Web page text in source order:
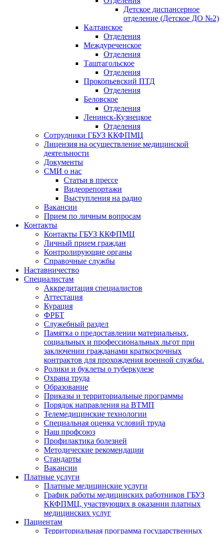
Детское диспансерное
отделение (Детское ДО №2)
Калтанское
Отделения
Междуреченское
Отделения
Таштагольское
Отделения
Прокопьевский ПТД
Отделения
Беловское
Отделения
Ленинск-Кузнецкое
Отделения
Сотрудники ГБУЗ ККФПМЦ
Лицензия на осуществление медицинской
деятельности
Документы
СМИ о нас
Статьи в прессе
Видеорепортажи
Выступления на радио
Вакансии
Прием по личным вопросам
Контакты
Контакты ГБУЗ ККФПМЦ
Личный прием граждан
Контролирующие органы
Справочные службы
Наставничество
Специалистам
Аккредитация специалистов
Аттестация
Курация
ФРБТ
Служебный раздел
Памятка о предоставлении материальных,
социальных и профессиональных льгот при
заключении гражданами краткосрочных
контрактов для прохождения военной службы.
Ролики и буклеты о туберкулезе
Охрана труда
Образование
Приказы и территориальные программы
Порядок направления на ВТМП
Телемедицинские технологии
Специальная оценка условий труда
Наш профсоюз
Профилактика болезней
Методические рекомендации
Стандарты
Вакансии
Платные услуги
Платные медицинские услуги
График работы медицинских работников ГБУЗ
ККФПМЦ, участвующих в оказании платных
медицинских услуг
Пациентам
Территориальная программа государственных